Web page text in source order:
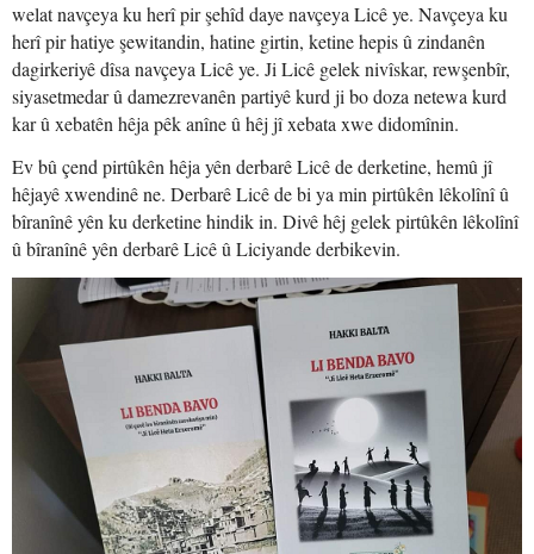
welat navçeya ku herî pir şehîd daye navçeya Licê ye. Navçeya ku
herî pir hatiye şewitandin, hatine girtin, ketine hepis û zindanên
dagirkeriyê dîsa navçeya Licê ye. Ji Licê gelek nivîskar, rewşenbîr,
siyasetmedar û damezrevanên partiyê kurd ji bo doza netewa kurd
kar û xebatên hêja pêk anîne û hêj jî xebata xwe didomînin.
Ev bû çend pirtûkên hêja yên derbarê Licê de derketine, hemû jî
hêjayê xwendinê ne. Derbarê Licê de bi ya min pirtûkên lêkolînî û
bîranînê yên ku derketine hindik in. Divê hêj gelek pirtûkên lêkolînî
û bîranînê yên derbarê Licê û Liciyande derbikevin.